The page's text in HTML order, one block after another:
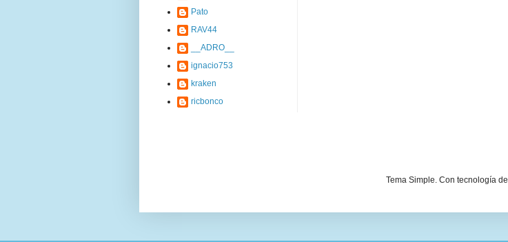
Pato
RAV44
__ADRO__
ignacio753
kraken
ricbonco
Tema Simple. Con tecnología de